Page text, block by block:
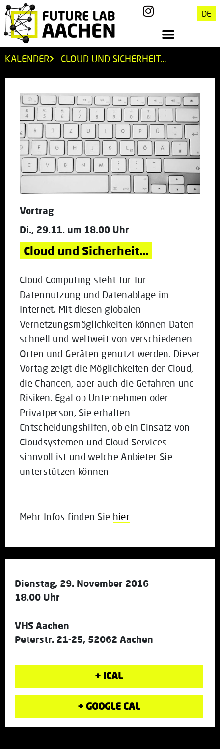
DE
KALENDER CLOUD UND SICHERHEIT…
Vortrag
Di., 29.11. um 18.00 Uhr
Cloud und Sicherheit…
Cloud Computing steht für für
Datennutzung und Datenablage im
Internet. Mit diesen globalen
Vernetzungsmöglichkeiten können Daten
schnell und weltweit von verschiedenen
Orten und Geräten genutzt werden. Dieser
Vortag zeigt die Möglichkeiten der Cloud,
die Chancen, aber auch die Gefahren und
Risiken. Egal ob Unternehmen oder
Privatperson, Sie erhalten
Entscheidungshilfen, ob ein Einsatz von
Cloudsystemen und Cloud Services
sinnvoll ist und welche Anbieter Sie
unterstützen können.
Mehr Infos finden Sie hier
Dienstag, 29. November 2016
18.00 Uhr
VHS Aachen
Peterstr. 21-25, 52062 Aachen
+ ICAL
+ GOOGLE CAL